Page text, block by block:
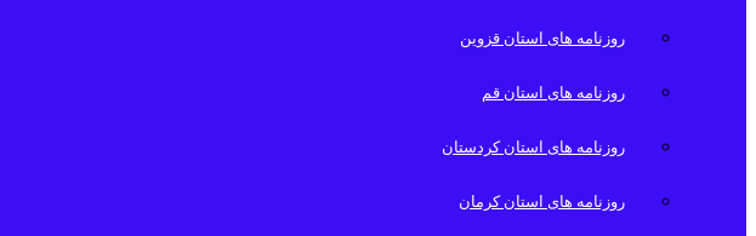
روزنامه های استان قزوین
روزنامه های استان قم
روزنامه های استان کردستان
روزنامه های استان کرمان